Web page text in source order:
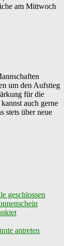
am Mittwoch
um den Aufstieg
für die
auch gerne
stets über neue
geschlossen
antreten